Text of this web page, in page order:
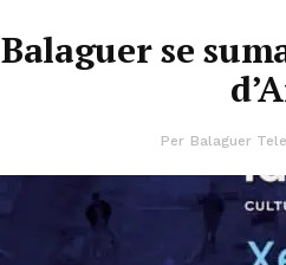
Balaguer se
Per Balaguer